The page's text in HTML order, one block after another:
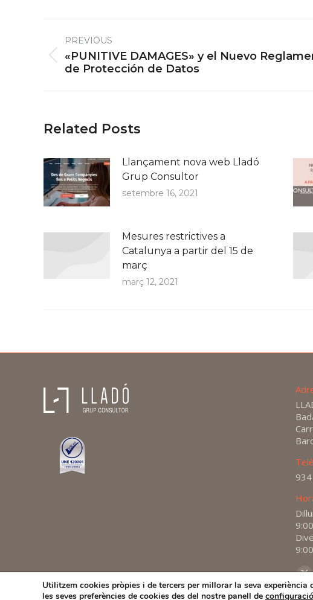
navigation
PREVIOUS
Previous
post:
«PUNITIVE DAMAGES» y el Nuevo
de Protección de Datos
Related Posts
Llançament nova web Lladó
Grup Consultor
setembre 16, 2021
Mesures restrictives a
Catalunya a partir del 15 de
març
març 12, 2021
Utilitzem cookies pròpies i de tercers per millorar la seva
les seves preferències de cookies des del nostre panell de configuració